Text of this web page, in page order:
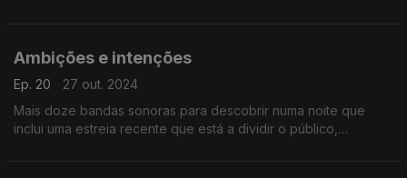
Ambições e intenções
Ep. 20
27 out. 2024
Mais doze bandas sonoras para descobrir numa noite que
inclui uma estreia recente que está a dividir o público,